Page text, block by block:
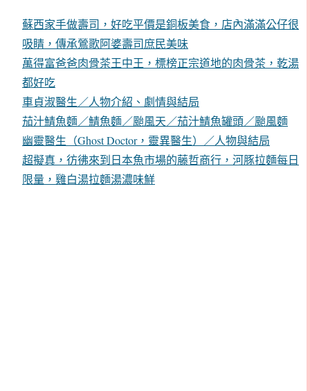
蘇西家手做壽司，好吃平價是銅板美食，店內滿滿公仔很
吸睛，傳承鶯歌阿婆壽司庶民美味
萬得富爸爸肉骨茶王中王，標榜正宗道地的肉骨茶，乾湯
都好吃
車貞淑醫生／人物介紹、劇情與結局
茄汁鯖魚麵／鯖魚麵／颱風天／茄汁鯖魚罐頭／颱風麵
幽靈醫生（Ghost Doctor，靈異醫生）／人物與結局
超擬真，彷彿來到日本魚市場的藤哲商行，河豚拉麵每日
限量，雞白湯拉麵湯濃味鮮